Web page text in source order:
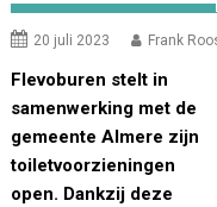
20 juli 2023 Frank
Flevoburen stelt in
samenwerking met de
gemeente Almere zijn
toiletvoorzieningen
open. Dankzij deze